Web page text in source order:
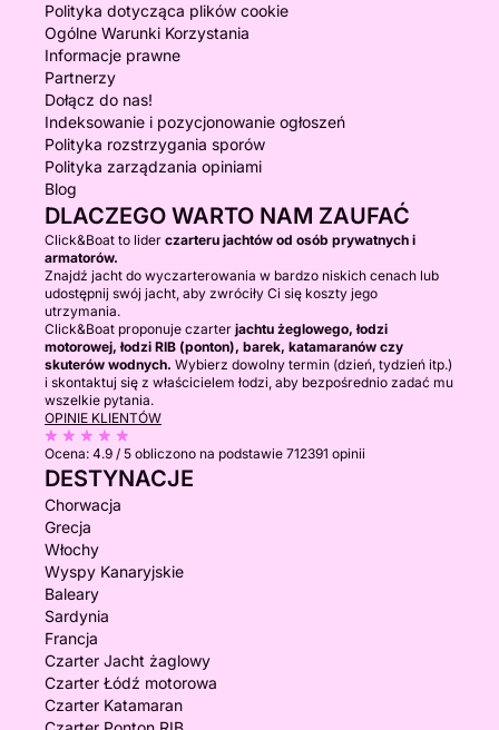
Polityka dotycząca plików cookie
Ogólne Warunki Korzystania
Informacje prawne
Partnerzy
Dołącz do nas!
Indeksowanie i pozycjonowanie ogłoszeń
Polityka rozstrzygania sporów
Polityka zarządzania opiniami
Blog
DLACZEGO WARTO NAM ZAUFAĆ
Click&Boat to lider czarteru jachtów od osób prywatnych i
armatorów.
Znajdź jacht do wyczarterowania w bardzo niskich cenach lub
udostępnij swój jacht, aby zwróciły Ci się koszty jego
utrzymania.
Click&Boat proponuje czarter jachtu żeglowego, łodzi
motorowej, łodzi RIB (ponton), barek, katamaranów czy
skuterów wodnych. Wybierz dowolny termin (dzień, tydzień itp.)
i skontaktuj się z właścicielem łodzi, aby bezpośrednio zadać mu
wszelkie pytania.
OPINIE KLIENTÓW
Ocena: 4.9 / 5 obliczono na podstawie 712391 opinii
DESTYNACJE
Chorwacja
Grecja
Włochy
Wyspy Kanaryjskie
Baleary
Sardynia
Francja
Czarter Jacht żaglowy
Czarter Łódź motorowa
Czarter Katamaran